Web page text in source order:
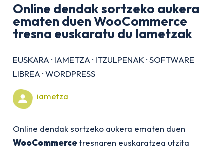
Online dendak sortzeko aukera
ematen duen WooCommerce
tresna euskaratu du Iametzak
EUSKARA · IAMETZA · ITZULPENAK ·SOFTWARE
LIBREA ·WORDPRESS
iametza
Online dendak sortzeko aukera ematen duen
WooCommercetresnaren euskaratzea utzita